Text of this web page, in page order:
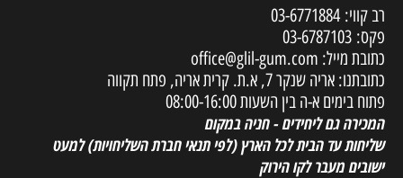
רב קווי:03-6771884
פקס: 03-6787103
כתובת מייל: office@glil-gum.com
כתובתנו: אריה שנקר 7, א.ת. קרית אריה, פתח תקווה
פתוח בימים א-ה בין השעות 08:00-16:00
המכירה גם ליחידים - חניה במקום
שליחות עד הבית לכל הארץ(לפי תנאי חברת השליחויות) למעט
ישובים מעבר לקו הירוק